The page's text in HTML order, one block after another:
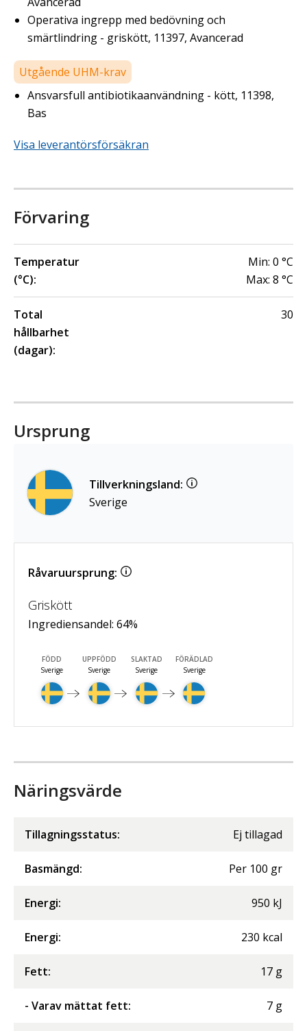
Operativa ingrepp med bedövning och
smärtlindring - griskött, 11397, Avancerad
Utgående UHM-krav
Ansvarsfull antibiotikaanvändning - kött, 11398,
Bas
Visa leverantörsförsäkran
Förvaring
Temperatur
(°C):
Min: 0 °C
Max: 8 °C
Total
hållbarhet
(dagar):
30
Ursprung
Tillverkningsland:
Sverige
Råvaruursprung:
Griskött
Ingrediensandel: 64%
FÖDD
Sverige
UPPFÖDD
Sverige
SLAKTAD
Sverige
FÖRÄDLAD
Sverige
Näringsvärde
Tillagningsstatus: Ej tillagad
Basmängd: Per 100 gr
Energi: 950 kJ
Energi: 230 kcal
Fett: 17 g
- Varav mättat fett: 7 g